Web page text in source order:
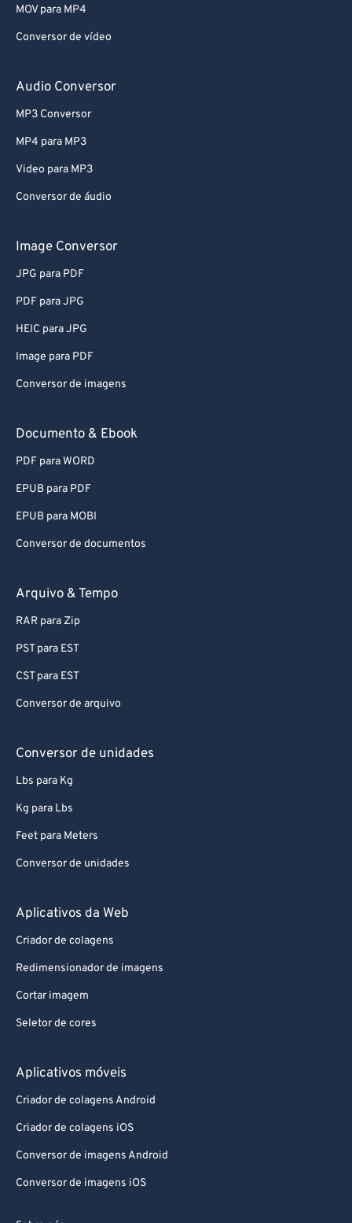
MOV para MP4
Conversor de vídeo
Audio Conversor
MP3 Conversor
MP4 para MP3
Video para MP3
Conversor de áudio
Image Conversor
JPG para PDF
PDF para JPG
HEIC para JPG
Image para PDF
Conversor de imagens
Documento & Ebook
PDF para WORD
EPUB para PDF
EPUB para MOBI
Conversor de documentos
Arquivo & Tempo
RAR para Zip
PST para EST
CST para EST
Conversor de arquivo
Conversor de unidades
Lbs para Kg
Kg para Lbs
Feet para Meters
Conversor de unidades
Aplicativos da Web
Criador de colagens
Redimensionador de imagens
Cortar imagem
Seletor de cores
Aplicativos móveis
Criador de colagens Android
Criador de colagens iOS
Conversor de imagens Android
Conversor de imagens iOS